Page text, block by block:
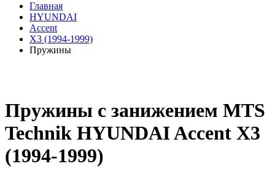
Главная
HYUNDAI
Accent
X3 (1994-1999)
Пружины
Пружины с занижением MTS
Technik HYUNDAI Accent X3
(1994-1999)